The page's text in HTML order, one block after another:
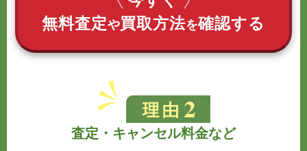
無料査定や買取方法を確認する
査定・キャンセル料金など